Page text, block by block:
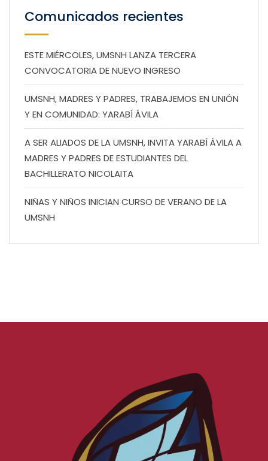
Comunicados recientes
ESTE MIÉRCOLES, UMSNH LANZA TERCERA
CONVOCATORIA DE NUEVO INGRESO
UMSNH, MADRES Y PADRES, TRABAJEMOS EN UNIÓN
Y EN COMUNIDAD: YARABÍ ÁVILA
A SER ALIADOS DE LA UMSNH, INVITA YARABÍ ÁVILA A
MADRES Y PADRES DE ESTUDIANTES DEL
BACHILLERATO NICOLAITA
NIÑAS Y NIÑOS INICIAN CURSO DE VERANO DE LA
UMSNH